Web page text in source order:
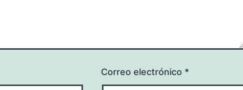
Correo electrónico *